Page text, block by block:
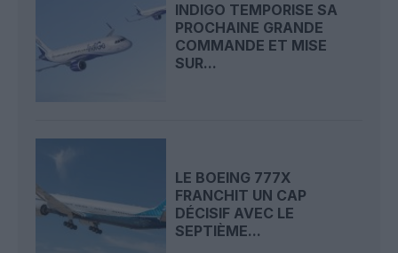
INDIGO TEMPORISE SA
PROCHAINE GRANDE
COMMANDE ET MISE
SUR...
LE BOEING 777X
FRANCHIT UN CAP
DÉCISIF AVEC LE
SEPTIÈME...